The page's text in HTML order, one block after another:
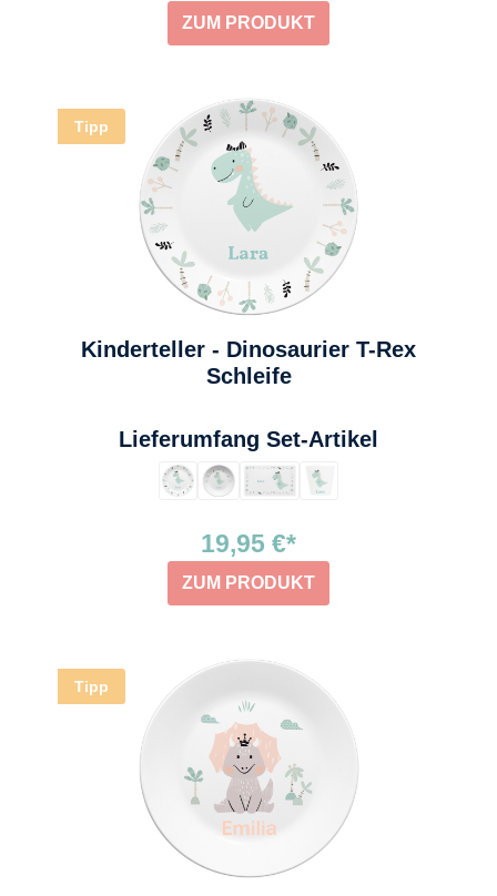
ZUM PRODUKT
Tipp
Kinderteller - Dinosaurier T-Rex
Schleife
Lieferumfang Set-Artikel
19,95 €*
ZUM PRODUKT
Tipp